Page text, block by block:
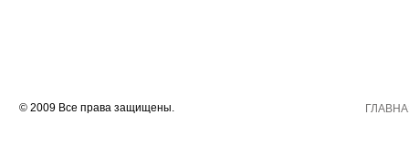
© 2009 Все права защищены.